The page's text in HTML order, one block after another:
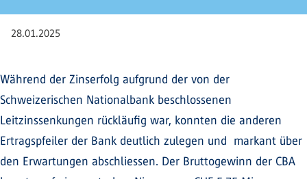
28.01.2025
Während der Zinserfolg aufgrund der von der
Schweizerischen Nationalbank beschlossenen
Leitzinssenkungen rückläufig war, konnten die anderen
Ertragspfeiler der Bank deutlich zulegen und markant über
den Erwartungen abschliessen. Der Bruttogewinn der CBA